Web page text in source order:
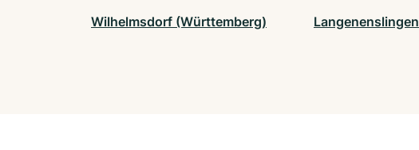
Wilhelmsdorf (Württemberg) Langenenslingen